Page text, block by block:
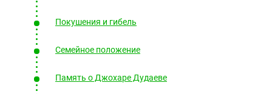
Покушения и гибель
Семейное положение
Память о Джохаре Дудаеве